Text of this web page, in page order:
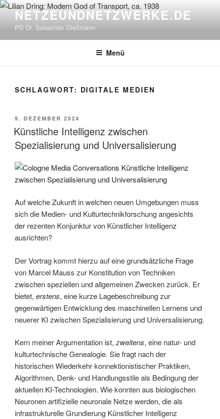
Zum
springen
NETZEUNDNETZWERKE.DE
PD Dr. Sebastian Gießmann
Menü
SCHLAGWORT: DIGITALE MEDIEN
VERÖFFENTLICHT
AM
9. DEZEMBER 2024
Künstliche Intelligenz zwischen
Spezialisierung und Universalisierung
Auf welche Zukunft in welchen neuen Umgebungen muss
sich die Medien- und Kulturtechnikforschung angesichts
der rezenten Konjunktur von Künstlicher Intelligenz
ausrichten?
Der Vortrag kommt hierzu auf eine grundsätzliche Frage
von Marcel Mauss zur Konstitution von Techniken
zwischen speziellen und allgemeinen Zwecken zurück. Er
bietet, erstens, eine kurze Lagebeschreibung zur
gegenwärtigen Entwicklung des maschinellen Lernens und
neuerer KI zwischen Spezialisierung und Universalisierung.
Kern meiner Argumentation ist,zweitens, eine natur- und
kulturtechnische Genealogie. Sie fragt nach der
historischen Wiederkehr konnektionistischer Praktiken,
Algorithmen, Denk- und Handlungsstile als Bedingung der
aktuellen KI-Technologien. Wie konnten aus biologischen
Neuronen artifizielle neuronale Netze werden, die als
infrastrukturelle Grundierung Künstlicher Intelligenz